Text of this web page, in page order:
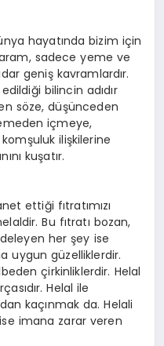
hayatında bizim için
sadece yeme ve
geniş kavramlardır.
bilincin adıdır
söze, düşünceden
içmeye,
ilişkilerine
kuşatır.
ettiği fıtratımızı
Bu fıtratı bozan,
her şey ise
uygun güzelliklerdir.
çirkinliklerdir. Helal
Helal ile
kaçınmak da. Helali
imana zarar veren